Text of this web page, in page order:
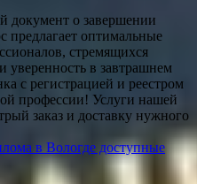
документ о завершении
предлагает оптимальные
стремящихся
в завтрашнем
с регистрацией и реестром
профессии! Услуги нашей
заказ и доставку нужного
в Вологде доступные